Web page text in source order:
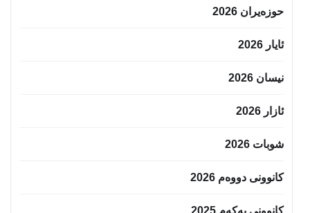
حوزه‌یران 2026
ئایار 2026
نیسان 2026
ئازار 2026
شوبات 2026
کانوونی دووەم 2026